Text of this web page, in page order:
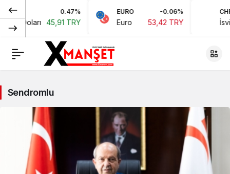
0.47%
Doları 45,91 TRY
EURO -0.06%
Euro 53,42 TRY
CHF
Sendromlu